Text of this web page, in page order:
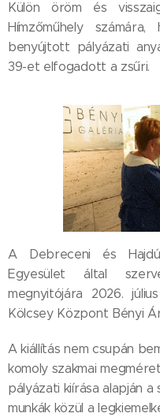
Külön öröm és
Hímzőműhely
benyújtott pályázati
39-et elfogadott a zsűri.
A Debreceni és
Egyesület által
megnyitójára 2026.
Kölcsey Központ Bényi
A kiállítás nem csupán
komoly szakmai
pályázati kiírása alapján
munkák közül a